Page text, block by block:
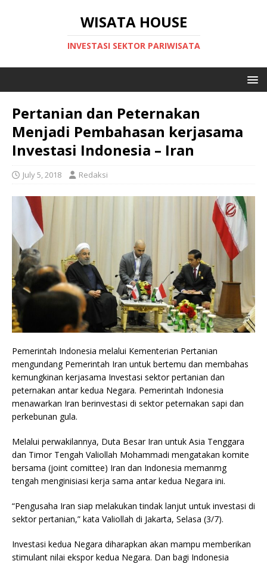
WISATA HOUSE
INVESTASI SEKTOR PARIWISATA
Pertanian dan Peternakan
Menjadi Pembahasan kerjasama
Investasi Indonesia – Iran
July 5, 2018 Redaksi
Pemerintah Indonesia melalui Kementerian Pertanian
mengundang Pemerintah Iran untuk bertemu dan membahas
kemungkinan kerjasama Investasi sektor pertanian dan
peternakan antar kedua Negara. Pemerintah Indonesia
menawarkan Iran berinvestasi di sektor peternakan sapi dan
perkebunan gula.
Melalui perwakilannya, Duta Besar Iran untuk Asia Tenggara
dan Timor Tengah Valiollah Mohammadi mengatakan komite
bersama (joint comittee) Iran dan Indonesia memanmg
tengah menginisiasi kerja sama antar kedua Negara ini.
“Pengusaha Iran siap melakukan tindak lanjut untuk investasi di
sektor pertanian,” kata Valiollah di Jakarta, Selasa (3/7).
Investasi kedua Negara diharapkan akan mampu memberikan
stimulant nilai ekspor kedua Negara. Dan bagi Indonesia